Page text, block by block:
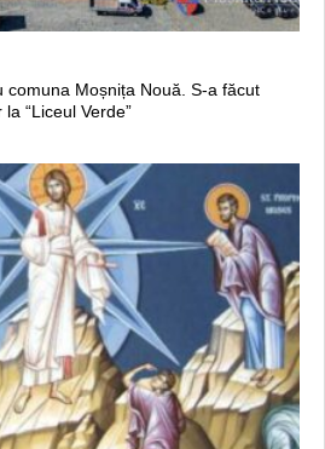
comuna Moșnița Nouă. S-a făcut
“Liceul Verde”